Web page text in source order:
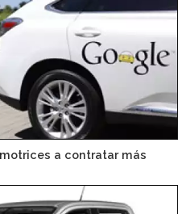
a contratar más